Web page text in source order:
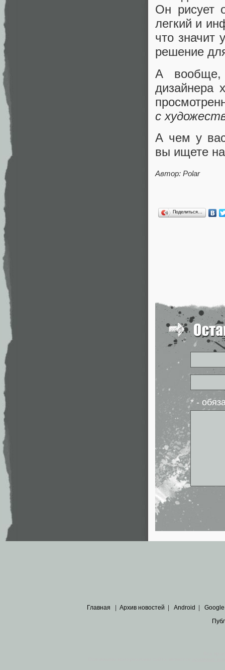
Он рисует
легкий и
что значит
решение
А вообще,
дизайнера
с
А чем у вас
вы ищете
Автор: Polar
Поделиться…
* -
Главная Архив новостей Android Google